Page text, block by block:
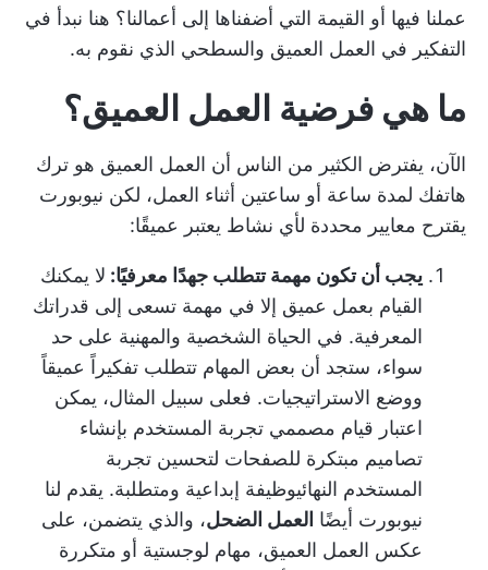
عملنا فيها أو القيمة التي أضفناها إلى أعمالنا؟ هنا نبدأ في
التفكير في العمل العميق والسطحي الذي نقوم به.
ما هي فرضية العمل العميق؟
الآن، يفترض الكثير من الناس أن العمل العميق هو ترك
هاتفك لمدة ساعة أو ساعتين أثناء العمل، لكن نيوبورت
يقترح معايير محددة لأي نشاط يعتبر عميقًا:
يجب أن تكون مهمة تتطلب جهدًا معرفيًا: لا يمكنك
القيام بعمل عميق إلا في مهمة تسعى إلى قدراتك
المعرفية. في الحياة الشخصية والمهنية على حد
سواء، ستجد أن بعض المهام تتطلب تفكيراً عميقاً
ووضع الاستراتيجيات. فعلى سبيل المثال، يمكن
اعتبار قيام مصممي تجربة المستخدم بإنشاء
تصاميم مبتكرة للصفحات لتحسين تجربة
المستخدم النهائيوظيفة إبداعية ومتطلبة. يقدم لنا
نيوبورت أيضًا العمل الضحل، والذي يتضمن، على
عكس العمل العميق، مهام لوجستية أو متكررة